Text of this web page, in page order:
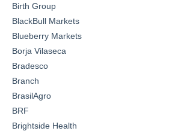
Birth Group
BlackBull Markets
Blueberry Markets
Borja Vilaseca
Bradesco
Branch
BrasilAgro
BRF
Brightside Health